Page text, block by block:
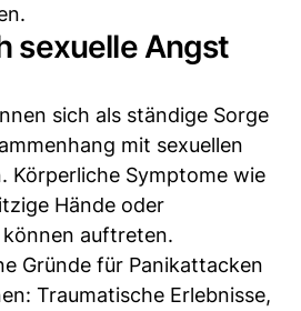
sexuelle Angst
sich als ständige Sorge
mit sexuellen
Körperliche Symptome wie
Hände oder
auftreten.
Gründe für Panikattacken
Traumatische Erlebnisse,